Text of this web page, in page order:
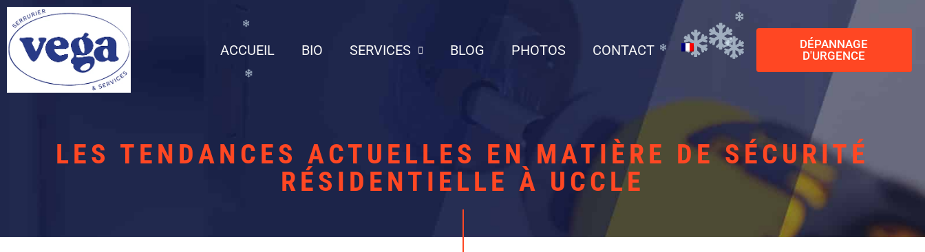
ACCUEIL BIO SERVICES BLOG PHOTOS CONTACT
DÉPANNAGE
D'URGENCE
LES TENDANCES ACTUELLES EN MATIÈRE DE SÉCURITÉ
RÉSIDENTIELLE À UCCLE